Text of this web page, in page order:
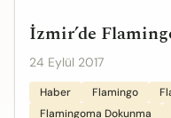
İzmir’de
24 Eylül 2017
Haber Flamingo
Flamingoma Dokunma